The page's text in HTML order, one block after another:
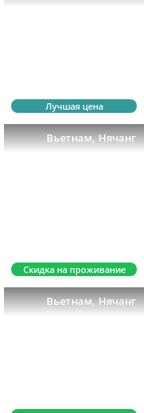
Лучшая цена
Вьетнам,Нячанг
Скидка на проживание
Вьетнам,Нячанг